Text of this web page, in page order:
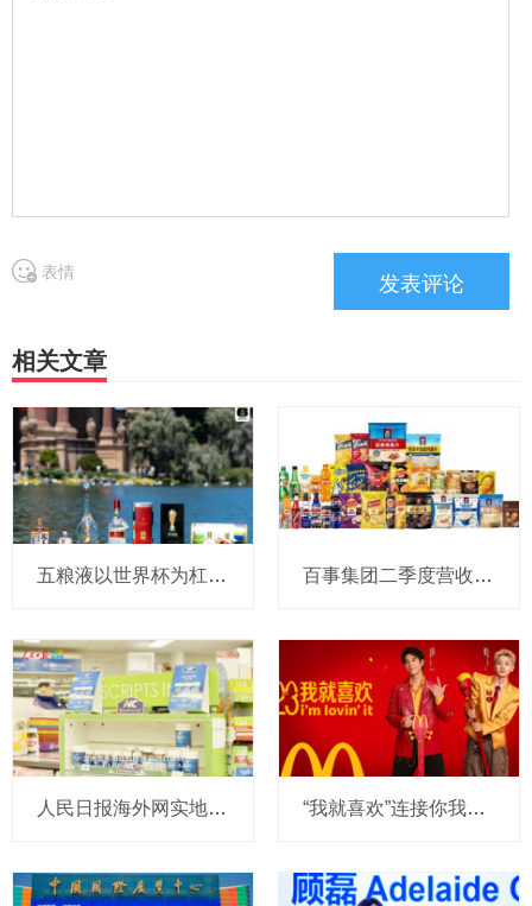
表情
相关文章
五粮液以世界杯为杠杆，撬动年轻圈层，重新定义白酒消费边界 百事集团二季度营收和利润双增，亚太及中国业务表现亮眼
人民日报海外网实地探访Nutrition Care澳洲全自控产业链，带你看懂真正的进口好营养 “我就喜欢”连接你我23年：麦当劳再度携手王力宏，与汪苏泷共同传递薯条热爱